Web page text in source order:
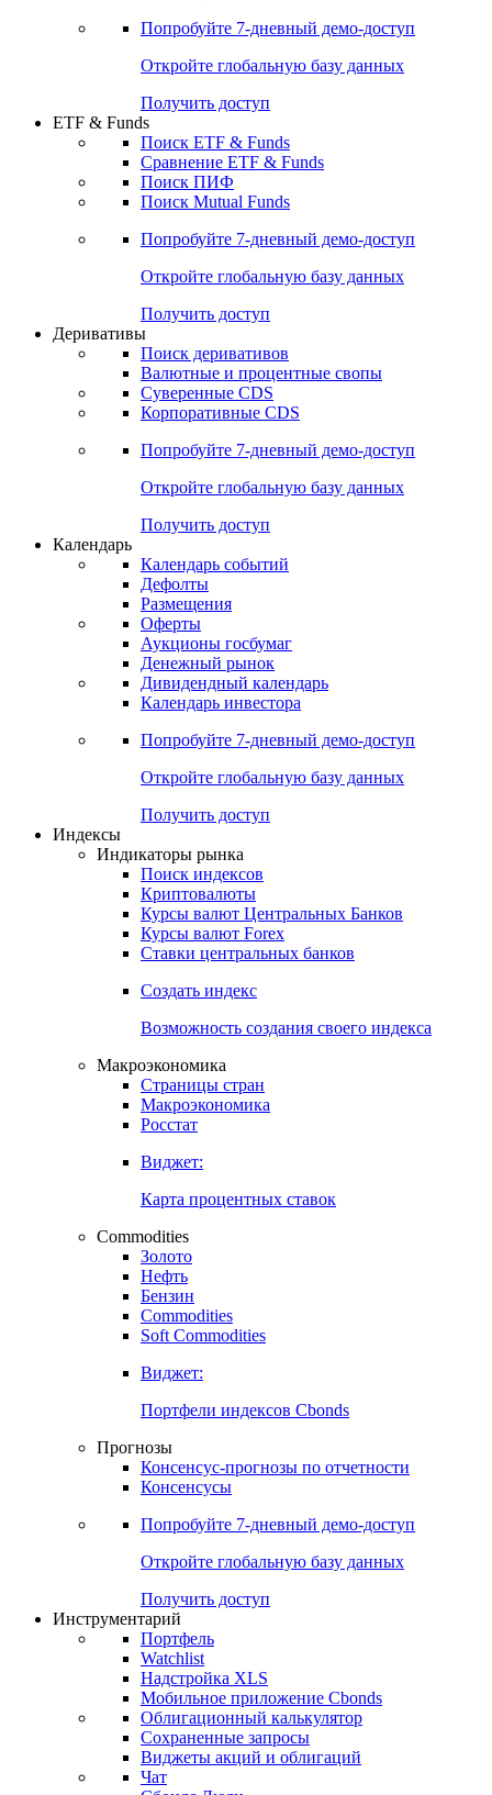
Получить доступ
Поиск кредитов
Попробуйте7-дневный
Откройте глобальную базу данных
Получить доступ
ETF & Funds
Сравнение ETF & Funds
Поиск Mutual Funds
Попробуйте7-дневный
Откройте глобальную базу данных
Получить доступ
Деривативы
Валютные и процентные свопы
Корпоративные CDS
Попробуйте7-дневный
Откройте глобальную базу данных
Получить доступ
Календарь
Календарь событий
Дефолты
Размещения
Оферты
Денежный рынок
Календарь инвестора
Попробуйте7-дневный
Откройте глобальную базу данных
Получить доступ
Индикаторы рынка
Поиск индексов
Курсы валют Центральных Банков
Ставки центральных банков
Создать индекс
Возможность создания своего индекса
Страницы стран
Росстат
Виджет:
Карта процентных ставок
Commodities
Золото
Бензин
Soft Commodities
Виджет:
Портфели индексов Cbonds
Прогнозы
Консенсусы
Попробуйте7-дневный
Откройте глобальную базу данных
Получить доступ
Инструментарий
Портфель
Watchlist
Надстройка XLS
Мобильное приложение Cbonds